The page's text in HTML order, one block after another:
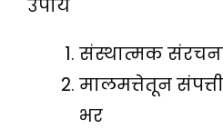
उपाय
संस्थात्मक
मालमत्तेतून
भर